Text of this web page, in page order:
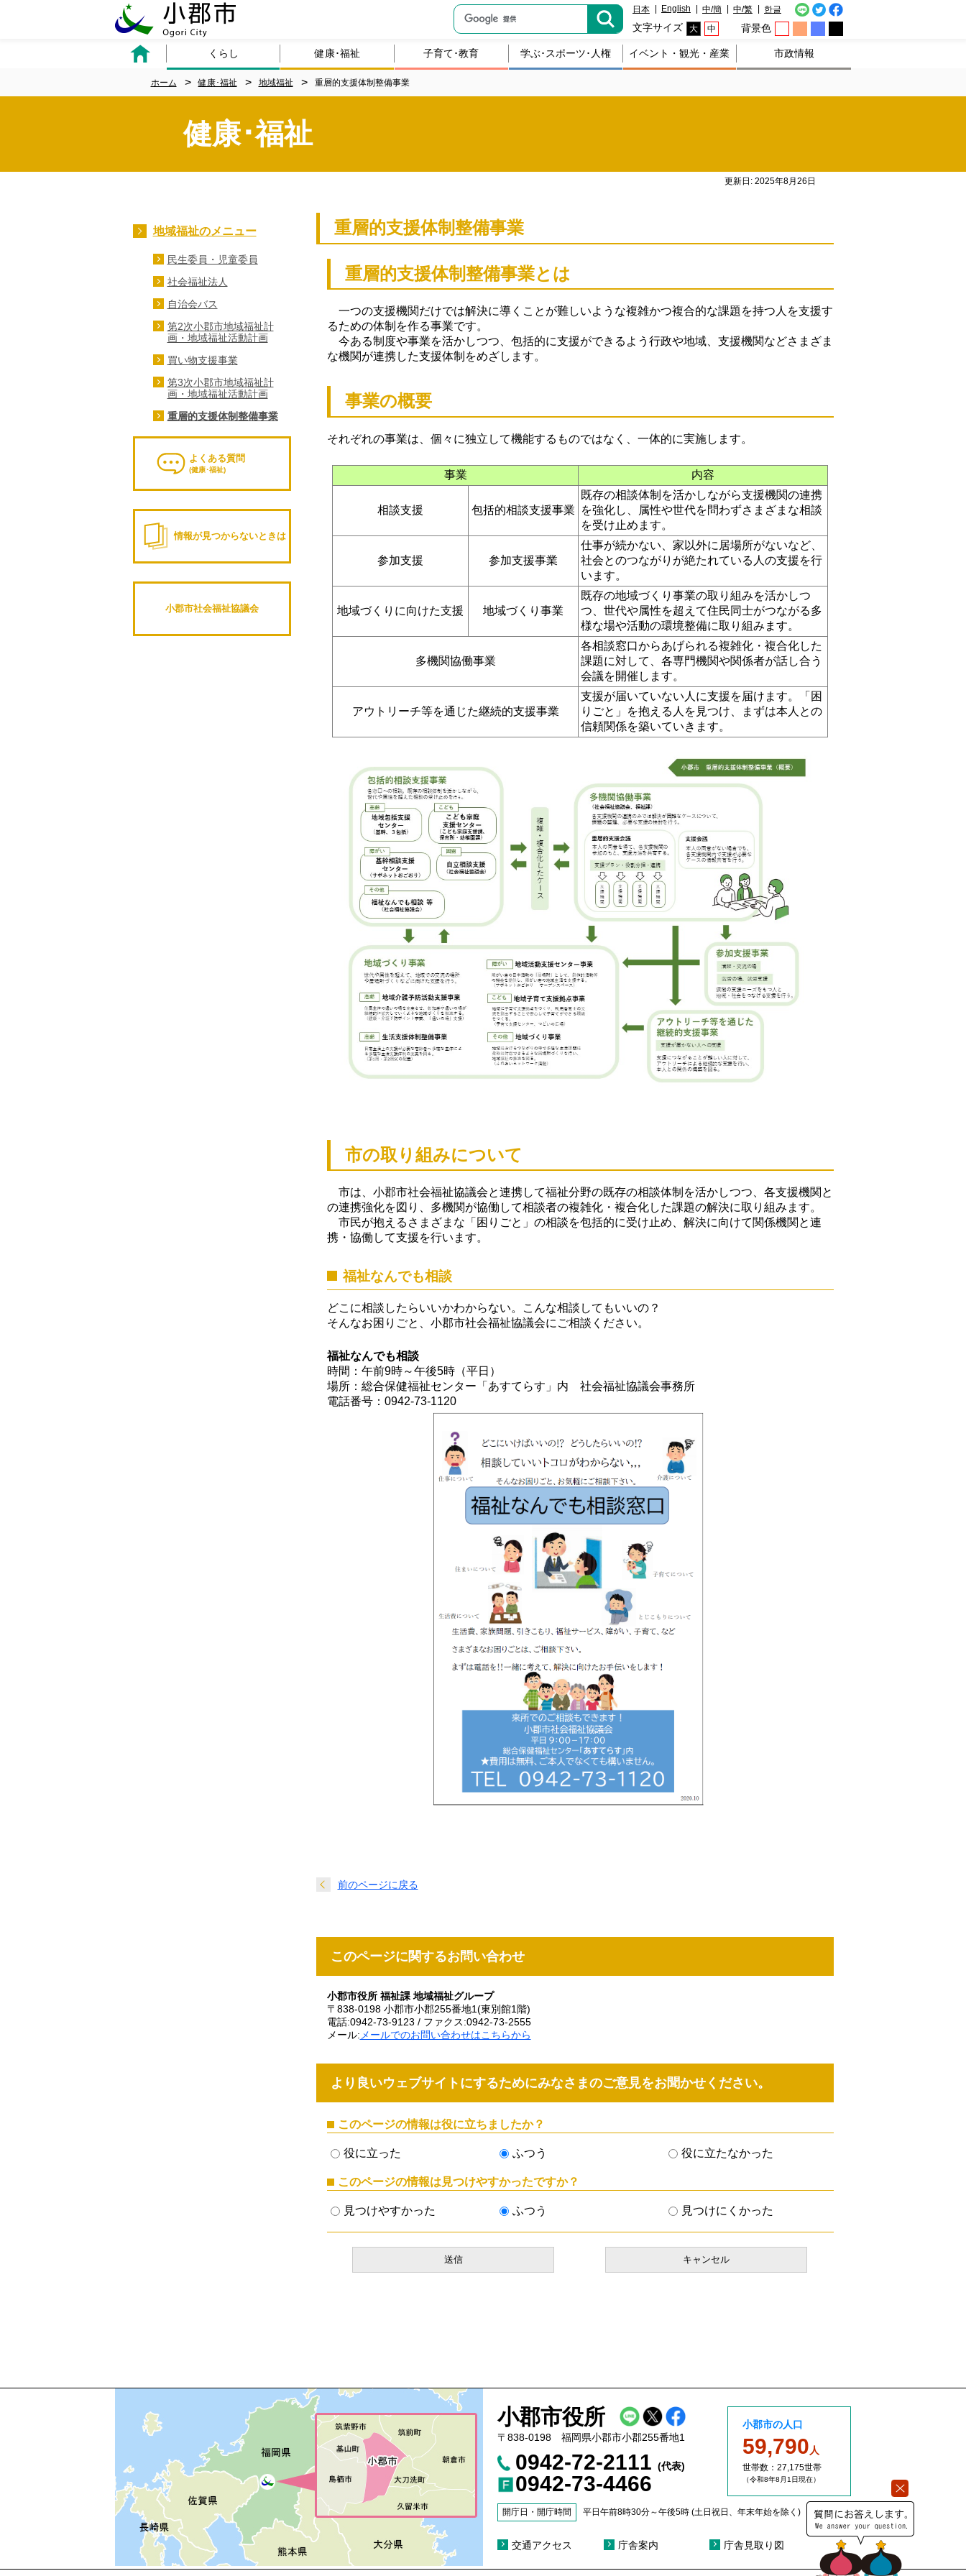
日本 English 中/簡 中/繁 한글
文字サイズ 大 中 背景色
くらし 健康･福祉 子育て･教育 学ぶ･スポーツ･人権 イベント・観光・産業 市政情報
ホーム 健康･福祉 地域福祉 重層的支援体制整備事業
健康･福祉
更新日: 2025年8月26日
重層的支援体制整備事業
重層的支援体制整備事業とは
一つの支援機関だけでは解決に導くことが難しいような複雑かつ複合的な課題を持つ人を支援す
るための体制を作る事業です。
今ある制度や事業を活かしつつ、包括的に支援ができるよう行政や地域、支援機関などさまざま
な機関が連携した支援体制をめざします。
事業の概要
それぞれの事業は、個々に独立して機能するものではなく、一体的に実施します。
事業 内容
相談支援 包括的相談支援事業
既存の相談体制を活かしながら支援機関の連携
を強化し、属性や世代を問わずさまざまな相談
を受け止めます。
参加支援 参加支援事業
仕事が続かない、家以外に居場所がないなど、
社会とのつながりが絶たれている人の支援を行
います。
地域づくりに向けた支援 地域づくり事業
既存の地域づくり事業の取り組みを活かしつ
つ、世代や属性を超えて住民同士がつながる多
様な場や活動の環境整備に取り組みます。
多機関協働事業
各相談窓口からあげられる複雑化・複合化した
課題に対して、各専門機関や関係者が話し合う
会議を開催します。
アウトリーチ等を通じた継続的支援事業
支援が届いていない人に支援を届けます。「困
りごと」を抱える人を見つけ、まずは本人との
信頼関係を築いていきます。
市の取り組みについて
市は、小郡市社会福祉協議会と連携して福祉分野の既存の相談体制を活かしつつ、各支援機関と
の連携強化を図り、多機関が協働して相談者の複雑化・複合化した課題の解決に取り組みます。
市民が抱えるさまざまな「困りごと」の相談を包括的に受け止め、解決に向けて関係機関と連
携・協働して支援を行います。
福祉なんでも相談
どこに相談したらいいかわからない。こんな相談してもいいの？
そんなお困りごと、小郡市社会福祉協議会にご相談ください。
福祉なんでも相談
時間：午前9時～午後5時（平日）
場所：総合保健福祉センター「あすてらす」内 社会福祉協議会事務所
電話番号：0942-73-1120
前のページに戻る
このページに関するお問い合わせ
小郡市役所 福祉課 地域福祉グループ
〒838-0198 小郡市小郡255番地1(東別館1階)
電話:0942-73-9123 / ファクス:0942-73-2555
メール:メールでのお問い合わせはこちらから
より良いウェブサイトにするためにみなさまのご意見をお聞かせください。
このページの情報は役に立ちましたか？
役に立った ふつう 役に立たなかった
このページの情報は見つけやすかったですか？
見つけやすかった ふつう 見つけにくかった
地域福祉のメニュー
民生委員・児童委員
社会福祉法人
自治会バス
第2次小郡市地域福祉計
画・地域福祉活動計画
買い物支援事業
第3次小郡市地域福祉計
画・地域福祉活動計画
重層的支援体制整備事業
よくある質問
(健康･福祉)
情報が見つからないときは
小郡市社会福祉協議会
小郡市役所
〒838-0198 福岡県小郡市小郡255番地1
0942-72-2111 (代表)
0942-73-4466
小郡市の人口
59,790人
世帯数：27,175世帯
（令和8年8月1日現在）
開庁日・開庁時間 平日午前8時30分～午後5時 (土日祝日、年末年始を除く)
交通アクセス 庁舎案内 庁舎見取り図